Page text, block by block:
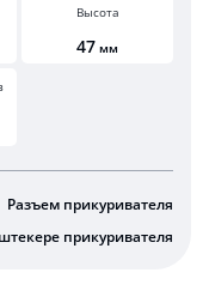
Высота
47 мм
Разъем прикуривателя
прикуривателя